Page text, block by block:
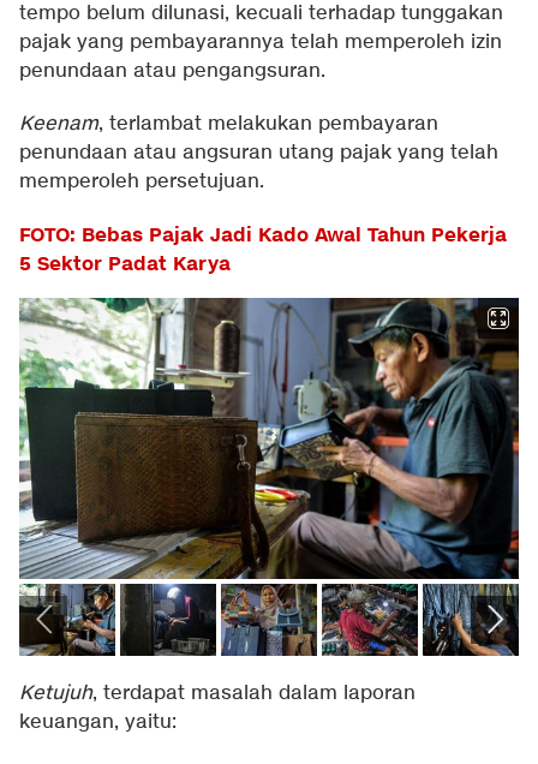
tempo belum dilunasi, kecuali terhadap tunggakan
pajak yang pembayarannya telah memperoleh izin
penundaan atau pengangsuran.
Keenam, terlambat melakukan pembayaran
penundaan atau angsuran utang pajak yang telah
memperoleh persetujuan.
FOTO: Bebas Pajak Jadi Kado Awal Tahun Pekerja
5 Sektor Padat Karya
Ketujuh, terdapat masalah dalam laporan
keuangan, yaitu: